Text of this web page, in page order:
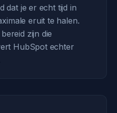
dat je er echt tijd in
eruit te halen.
zijn die
HubSpot echter